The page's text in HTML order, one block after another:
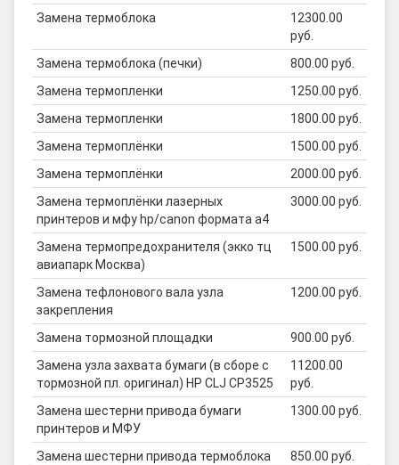
Замена термоблока
12300.00
руб.
Замена термоблока (печки)
800.00 руб.
Замена термопленки
1250.00 руб.
Замена термопленки
1800.00 руб.
Замена термоплёнки
1500.00 руб.
Замена термоплёнки
2000.00 руб.
Замена термоплёнки лазерных
принтеров и мфу hp/canon формата а4
3000.00 руб.
Замена термопредохранителя (экко тц
авиапарк Москва)
1500.00 руб.
Замена тефлонового вала узла
закрепления
1200.00 руб.
Замена тормозной площадки
900.00 руб.
Замена узла захвата бумаги (в сборе с
тормозной пл. оригинал) HP CLJ CP3525
11200.00
руб.
Замена шестерни привода бумаги
принтеров и МФУ
1300.00 руб.
Замена шестерни привода термоблока
850.00 руб.